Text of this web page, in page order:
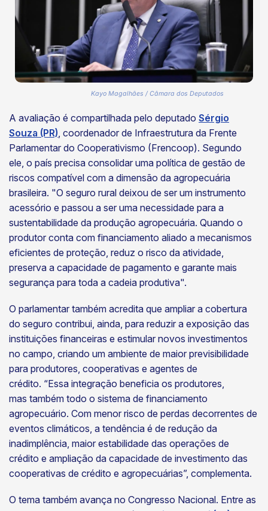
Kayo Magalhães / Câmara dos Deputados
A avaliação é compartilhada pelo deputado Sérgio
Souza (PR), coordenador de Infraestrutura da Frente
Parlamentar do Cooperativismo (Frencoop). Segundo
ele, o país precisa consolidar uma política de gestão de
riscos compatível com a dimensão da agropecuária
brasileira. "O seguro rural deixou de ser um instrumento
acessório e passou a ser uma necessidade para a
sustentabilidade da produção agropecuária. Quando o
produtor conta com financiamento aliado a mecanismos
eficientes de proteção, reduz o risco da atividade,
preserva a capacidade de pagamento e garante mais
segurança para toda a cadeia produtiva".
O parlamentar também acredita que ampliar a cobertura
do seguro contribui, ainda, para reduzir a exposição das
instituições financeiras e estimular novos investimentos
no campo, criando um ambiente de maior previsibilidade
para produtores, cooperativas e agentes de
crédito. “Essa integração beneficia os produtores,
mas também todo o sistema de financiamento
agropecuário. Com menor risco de perdas decorrentes de
eventos climáticos, a tendência é de redução da
inadimplência, maior estabilidade das operações de
crédito e ampliação da capacidade de investimento das
cooperativas de crédito e agropecuárias”, complementa.
O tema também avança no Congresso Nacional. Entre as